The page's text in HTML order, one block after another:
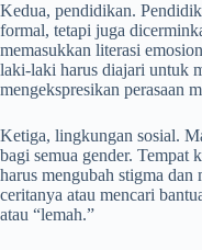
Kedua, pendidikan.
formal, tetapi juga
memasukkan literasi
laki-laki harus diajari untuk
mengekspresikan perasaan
Ketiga, lingkungan sosial.
bagi semua gender. Tempat
harus mengubah stigma
ceritanya atau mencari
atau “lemah.”